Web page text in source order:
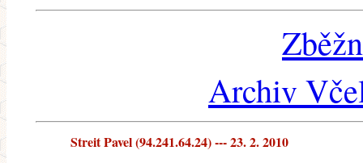
Archiv
Streit Pavel (94.241.64.24) --- 23. 2. 2010